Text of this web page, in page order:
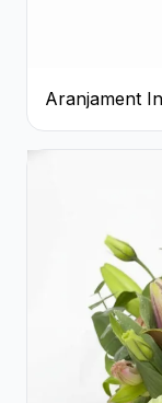
Aranjament
și Gypsophila